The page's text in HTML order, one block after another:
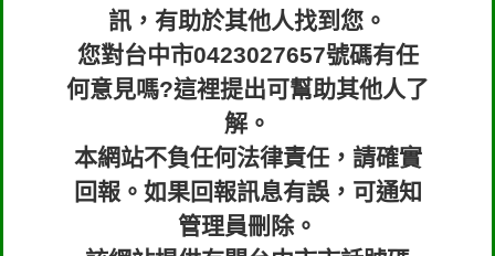
訊，有助於其他人找到您。
您對台中市0423027657號碼有任
何意見嗎?這裡提出可幫助其他人了
解。
本網站不負任何法律責任，請確實
回報。如果回報訊息有誤，可通知
管理員刪除。